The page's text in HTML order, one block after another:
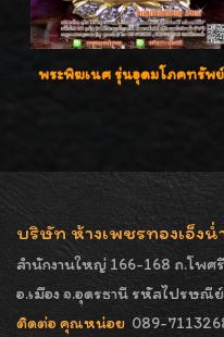
พระพิฆเนศ รุ่นอุดมโภคทรัพย์
บริษัท ห้างเพชรทองเอ็งน่
สำนักงานใหญ่ 166-168 ถ.โพศ
อ.เมือง จ.อุดรธานี รหัสไปรษณี
ติดต่อ คุณหน่อย 089-